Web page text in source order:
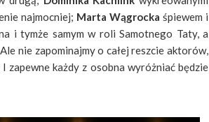
najmocniej; Marta Wągrocka śpiewem i
i tymże samym w roli Samotnego Taty, a
nie zapominajmy o całej reszcie aktorów,
każdy z osobna wyróżniać będzie